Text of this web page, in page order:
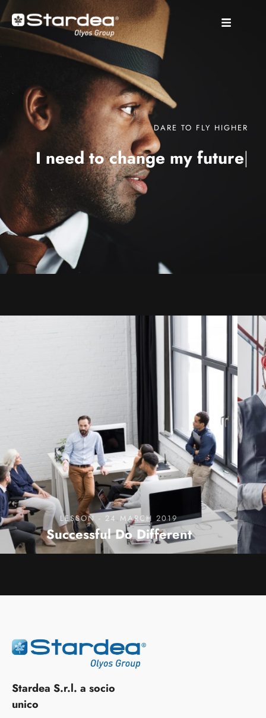
DARE TO FLY HIGHER
I need to change myfuture|
OPEN LESSON
LESSON - 24 MARCH 2019
Successful Do Different
Stardea S.r.l. a socio
unico